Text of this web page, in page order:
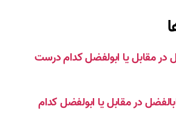
در مقابل یا ابولفضل کدام درست
در مقابل یا ابولفضل کدام